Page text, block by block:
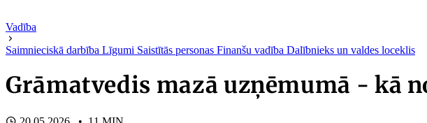
Vadība
Saimnieciskā darbība Līgumi Saistītās personas Finanšu vadība Dalībnieks un valdes loceklis
Grāmatvedis mazā uzņēmumā - kā